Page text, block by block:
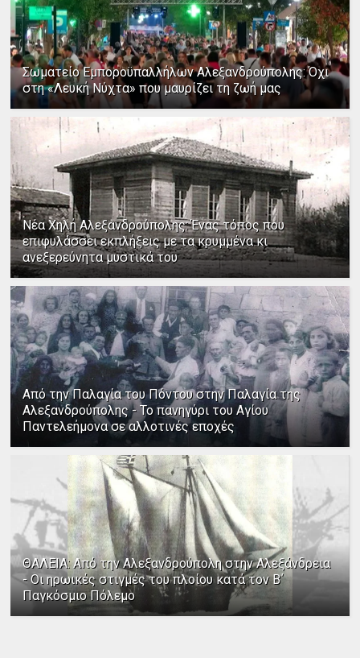
Σωματείο Εμποροϋπαλλήλων Αλεξανδρούπολης: Όχι
στη «Λευκή Νύχτα» που μαυρίζει τη ζωή μας
Νέα Χηλή Αλεξανδρούπολης: Ένας τόπος που
επιφυλάσσει εκπλήξεις με τα κρυμμένα κι
ανεξερεύνητα μυστικά του
Από την Παλαγία του Πόντου στην Παλαγία της
Αλεξανδρούπολης - Το πανηγύρι του Αγίου
Παντελεήμονα σε αλλοτινές εποχές
ΘΑΛΕΙΑ: Από την Αλεξανδρούπολη στην Αλεξάνδρεια
- Οι ηρωικές στιγμές του πλοίου κατά τον Β΄
Παγκόσμιο Πόλεμο